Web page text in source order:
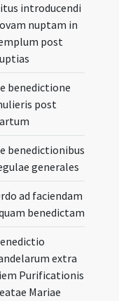
introducendi
nuptam in
post
benedictione
post
benedictionibus
generales
ad faciendam
benedictam
extra
Purificationis
Mariae